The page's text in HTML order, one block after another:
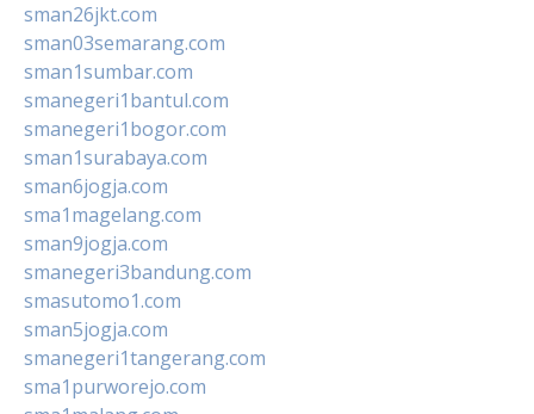
sman26jkt.com
sman03semarang.com
sman1sumbar.com
smanegeri1bantul.com
smanegeri1bogor.com
sman1surabaya.com
sman6jogja.com
sma1magelang.com
sman9jogja.com
smanegeri3bandung.com
smasutomo1.com
sman5jogja.com
smanegeri1tangerang.com
sma1purworejo.com